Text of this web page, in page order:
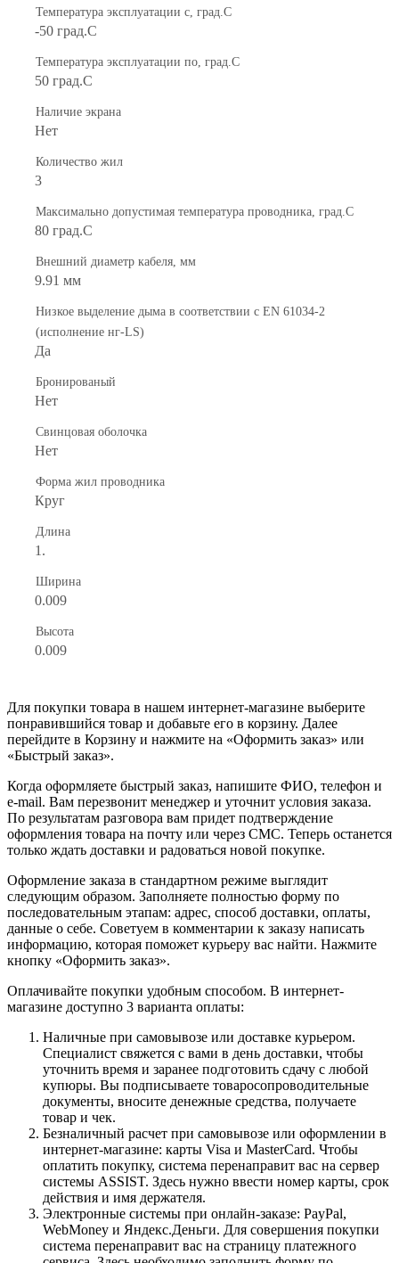
Температура эксплуатации с, град.C
-50 град.C
Температура эксплуатации по, град.C
50 град.C
Наличие экрана
Нет
Количество жил
3
Максимально допустимая температура проводника, град.C
80 град.C
Внешний диаметр кабеля, мм
9.91 мм
Низкое выделение дыма в соответствии с EN 61034-2
(исполнение нг-LS)
Да
Бронированый
Нет
Свинцовая оболочка
Нет
Форма жил проводника
Круг
Длина
1.
Ширина
0.009
Высота
0.009
Для покупки товара в нашем интернет-магазине выберите
понравившийся товар и добавьте его в корзину. Далее
перейдите в Корзину и нажмите на «Оформить заказ» или
«Быстрый заказ».
Когда оформляете быстрый заказ, напишите ФИО, телефон и
e-mail. Вам перезвонит менеджер и уточнит условия заказа.
По результатам разговора вам придет подтверждение
оформления товара на почту или через СМС. Теперь останется
только ждать доставки и радоваться новой покупке.
Оформление заказа в стандартном режиме выглядит
следующим образом. Заполняете полностью форму по
последовательным этапам: адрес, способ доставки, оплаты,
данные о себе. Советуем в комментарии к заказу написать
информацию, которая поможет курьеру вас найти. Нажмите
кнопку «Оформить заказ».
Оплачивайте покупки удобным способом. В интернет-
магазине доступно 3 варианта оплаты:
Наличные при самовывозе или доставке курьером.
Специалист свяжется с вами в день доставки, чтобы
уточнить время и заранее подготовить сдачу с любой
купюры. Вы подписываете товаросопроводительные
документы, вносите денежные средства, получаете
товар и чек.
Безналичный расчет при самовывозе или оформлении в
интернет-магазине: карты Visa и MasterCard. Чтобы
оплатить покупку, система перенаправит вас на сервер
системы ASSIST. Здесь нужно ввести номер карты, срок
действия и имя держателя.
Электронные системы при онлайн-заказе: PayPal,
WebMoney и Яндекс.Деньги. Для совершения покупки
система перенаправит вас на страницу платежного